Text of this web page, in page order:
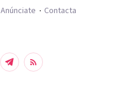
Anúnciate Contacta